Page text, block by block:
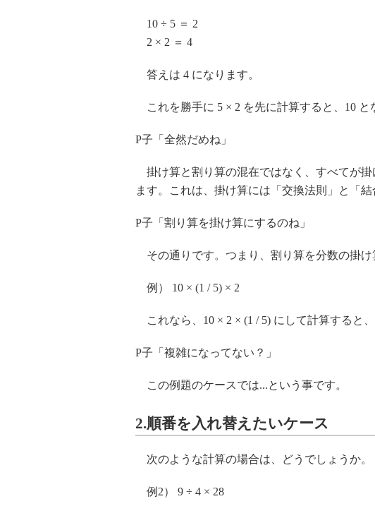
10 ÷ 5 ＝ 2
2 × 2 ＝ 4
答えは 4 になります。
これを勝手に 5 × 2 を先に計算すると、10 と
P子「全然だめね」
掛け算と割り算の混在ではなく、すべてが
ます。これは、掛け算には「交換法則」と「結
P子「割り算を掛け算にするのね」
その通りです。つまり、割り算を分数の掛け
例） 10 × (1 / 5) × 2
これなら、10 × 2 × (1 / 5) にして計算すると
P子「複雑になってない？」
この例題のケースでは...という事です。
2.順番を入れ替えたいケース
次のような計算の場合は、どうでしょうか。
例2） 9 ÷ 4 × 28